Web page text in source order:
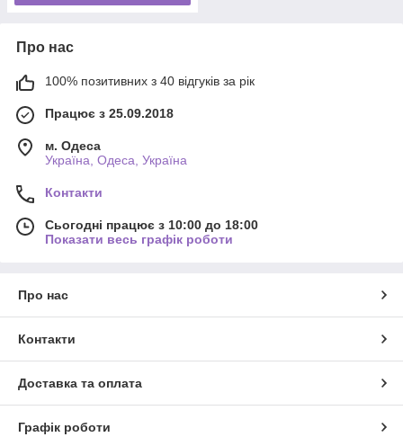
Про нас
100% позитивних з 40 відгуків за рік
Працює з 25.09.2018
м. Одеса
Україна, Одеса, Україна
Контакти
Сьогодні працює з 10:00 до 18:00
Показати весь графік роботи
Про нас
Контакти
Доставка та оплата
Графік роботи